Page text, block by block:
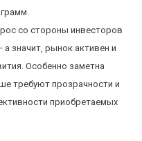
со стороны инвесторов
значит, рынок активен и
Особенно заметна
требуют прозрачности и
приобретаемых